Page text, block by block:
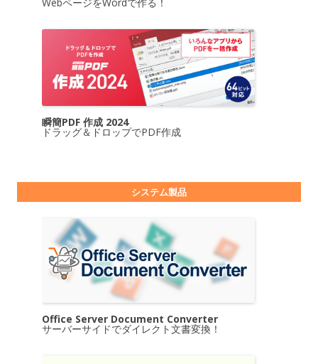
瞬簡PDF 作成 2024
ドラッグ＆ドロップでPDF作成
システム製品
Office Server Document Converter
サーバーサイドでダイレクト文書変換！